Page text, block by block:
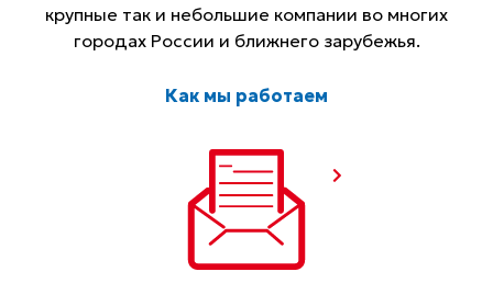
крупные так и небольшие компании во многих
городах России и ближнего зарубежья.
Как мы работаем